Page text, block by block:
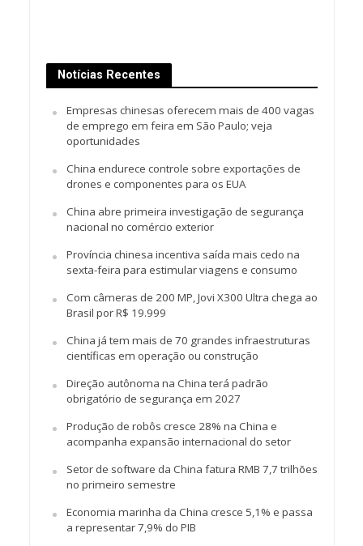
Notícias Recentes
Empresas chinesas oferecem mais de 400 vagas
de emprego em feira em São Paulo; veja
oportunidades
China endurece controle sobre exportações de
drones e componentes para os EUA
China abre primeira investigação de segurança
nacional no comércio exterior
Província chinesa incentiva saída mais cedo na
sexta-feira para estimular viagens e consumo
Com câmeras de 200 MP, Jovi X300 Ultra chega ao
Brasil por R$ 19.999
China já tem mais de 70 grandes infraestruturas
científicas em operação ou construção
Direção autônoma na China terá padrão
obrigatório de segurança em 2027
Produção de robôs cresce 28% na China e
acompanha expansão internacional do setor
Setor de software da China fatura RMB 7,7 trilhões
no primeiro semestre
Economia marinha da China cresce 5,1% e passa
a representar 7,9% do PIB